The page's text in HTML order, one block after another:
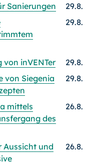
Sanierungen
29.8.
29.8.
inVENTer
29.8.
von Siegenia
29.8.
mittels
des
26.8.
Aussicht und
26.8.